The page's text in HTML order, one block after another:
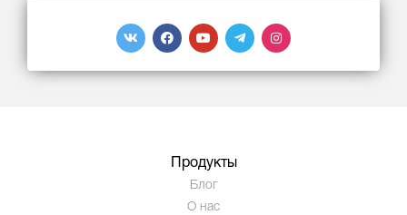
Продукты
Блог
О нас